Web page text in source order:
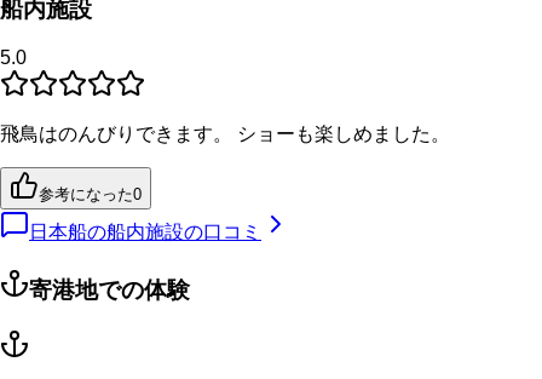
船内施設
5.0
飛鳥はのんびりできます。 ショーも楽しめました。
参考になった0
日本船の船内施設の口コミ
寄港地での体験